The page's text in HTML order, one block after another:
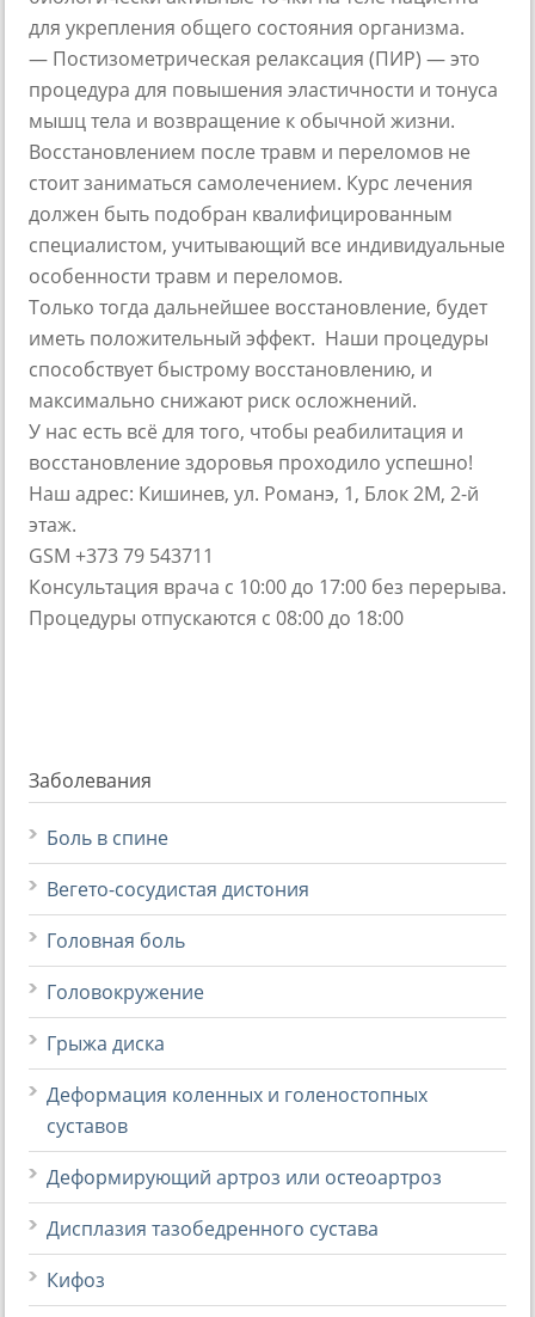
для укрепления общего состояния организма.
— Постизометрическая релаксация (ПИР) — это
процедура для повышения эластичности и тонуса
мышц тела и возвращение к обычной жизни.
Восстановлением после травм и переломов не
стоит заниматься самолечением. Курс лечения
должен быть подобран квалифицированным
специалистом, учитывающий все индивидуальные
особенности травм и переломов.
Только тогда дальнейшее восстановление, будет
иметь положительный эффект. Наши процедуры
способствует быстрому восстановлению, и
максимально снижают риск осложнений.
У нас есть всё для того, чтобы реабилитация и
восстановление здоровья проходило успешно!
Наш адрес: Кишинев, ул. Романэ, 1, Блок 2М, 2-й
этаж.
GSM +373 79 543711
Консультация врача с 10:00 до 17:00 без перерыва.
Процедуры отпускаются с 08:00 до 18:00
Заболевания
Боль в спине
Вегето-сосудистая дистония
Головная боль
Головокружение
Грыжа диска
Деформация коленных и голеностопных
суставов
Деформирующий артроз или остеоартроз
Дисплазия тазобедренного сустава
Кифоз